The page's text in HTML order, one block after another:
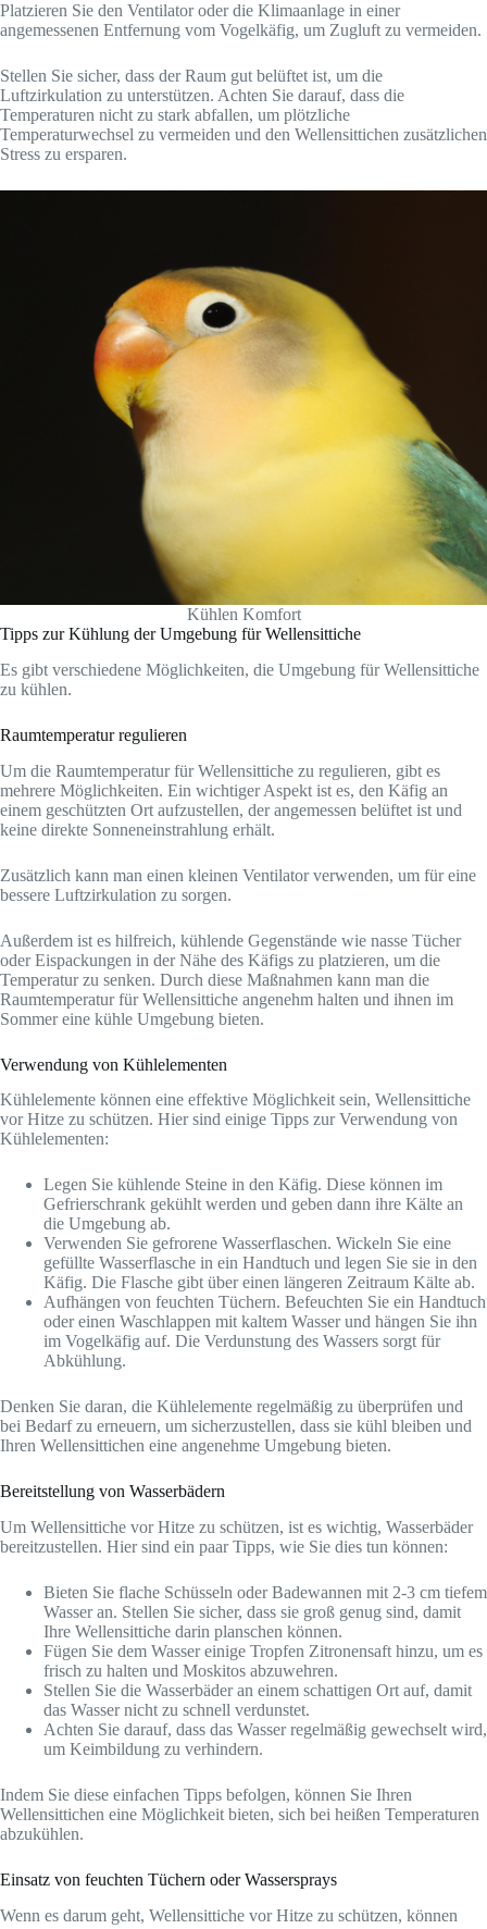
Platzieren Sie den Ventilator oder die Klimaanlage in einer
angemessenen Entfernung vom Vogelkäfig, um Zugluft zu vermeiden.
Stellen Sie sicher, dass der Raum gut belüftet ist, um die
Luftzirkulation zu unterstützen. Achten Sie darauf, dass die
Temperaturen nicht zu stark abfallen, um plötzliche
Temperaturwechsel zu vermeiden und den Wellensittichen zusätzlichen
Stress zu ersparen.
Kühlen Komfort
Tipps zur Kühlung der Umgebung für Wellensittiche
Es gibt verschiedene Möglichkeiten, die Umgebung für Wellensittiche
zu kühlen.
Raumtemperatur regulieren
Um die Raumtemperatur für Wellensittiche zu regulieren, gibt es
mehrere Möglichkeiten. Ein wichtiger Aspekt ist es, den Käfig an
einem geschützten Ort aufzustellen, der angemessen belüftet ist und
keine direkte Sonneneinstrahlung erhält.
Zusätzlich kann man einen kleinen Ventilator verwenden, um für eine
bessere Luftzirkulation zu sorgen.
Außerdem ist es hilfreich, kühlende Gegenstände wie nasse Tücher
oder Eispackungen in der Nähe des Käfigs zu platzieren, um die
Temperatur zu senken. Durch diese Maßnahmen kann man die
Raumtemperatur für Wellensittiche angenehm halten und ihnen im
Sommer eine kühle Umgebung bieten.
Verwendung von Kühlelementen
Kühlelemente können eine effektive Möglichkeit sein, Wellensittiche
vor Hitze zu schützen. Hier sind einige Tipps zur Verwendung von
Kühlelementen:
Legen Sie kühlende Steine in den Käfig. Diese können im
Gefrierschrank gekühlt werden und geben dann ihre Kälte an
die Umgebung ab.
Verwenden Sie gefrorene Wasserflaschen. Wickeln Sie eine
gefüllte Wasserflasche in ein Handtuch und legen Sie sie in den
Käfig. Die Flasche gibt über einen längeren Zeitraum Kälte ab.
Aufhängen von feuchten Tüchern. Befeuchten Sie ein Handtuch
oder einen Waschlappen mit kaltem Wasser und hängen Sie ihn
im Vogelkäfig auf. Die Verdunstung des Wassers sorgt für
Abkühlung.
Denken Sie daran, die Kühlelemente regelmäßig zu überprüfen und
bei Bedarf zu erneuern, um sicherzustellen, dass sie kühl bleiben und
Ihren Wellensittichen eine angenehme Umgebung bieten.
Bereitstellung von Wasserbädern
Um Wellensittiche vor Hitze zu schützen, ist es wichtig, Wasserbäder
bereitzustellen. Hier sind ein paar Tipps, wie Sie dies tun können:
Bieten Sie flache Schüsseln oder Badewannen mit 2-3 cm tiefem
Wasser an. Stellen Sie sicher, dass sie groß genug sind, damit
Ihre Wellensittiche darin planschen können.
Fügen Sie dem Wasser einige Tropfen Zitronensaft hinzu, um es
frisch zu halten und Moskitos abzuwehren.
Stellen Sie die Wasserbäder an einem schattigen Ort auf, damit
das Wasser nicht zu schnell verdunstet.
Achten Sie darauf, dass das Wasser regelmäßig gewechselt wird,
um Keimbildung zu verhindern.
Indem Sie diese einfachen Tipps befolgen, können Sie Ihren
Wellensittichen eine Möglichkeit bieten, sich bei heißen Temperaturen
abzukühlen.
Einsatz von feuchten Tüchern oder Wassersprays
Wenn es darum geht, Wellensittiche vor Hitze zu schützen, können